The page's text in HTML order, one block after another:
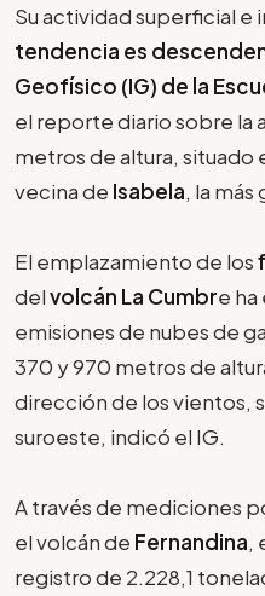
Su actividad superficial e
tendencia es
Geofísico (IG) de la
el reporte diario sobre la
metros de altura, situado
vecina de Isabela, la
El emplazamiento de los
delvolcán La Cumbre
emisiones de nubes de
370 y 970 metros de
dirección de los vientos,
suroeste, indicó el IG.
A través de mediciones
el volcán de Fernandina,
registro de 2.228,1